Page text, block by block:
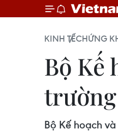
KINH TẾCHỨNG
Bộ Kế
Bộ Kế hoạch